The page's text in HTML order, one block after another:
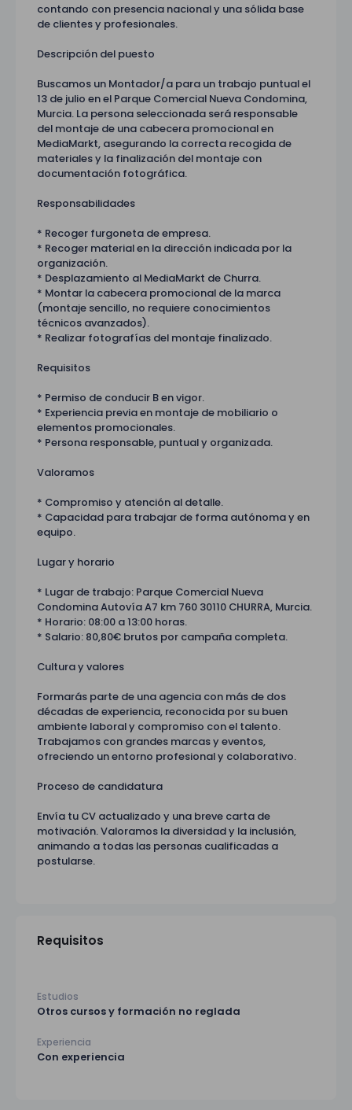
contando con presencia nacional y una sólida base
de clientes y profesionales.
Descripción del puesto
Buscamos un Montador/a para un trabajo puntual el
13 de julio en el Parque Comercial Nueva Condomina,
Murcia. La persona seleccionada será responsable
del montaje de una cabecera promocional en
MediaMarkt, asegurando la correcta recogida de
materiales y la finalización del montaje con
documentación fotográfica.
Responsabilidades
* Recoger furgoneta de empresa.
* Recoger material en la dirección indicada por la
organización.
* Desplazamiento al MediaMarkt de Churra.
* Montar la cabecera promocional de la marca
(montaje sencillo, no requiere conocimientos
técnicos avanzados).
* Realizar fotografías del montaje finalizado.
Requisitos
* Permiso de conducir B en vigor.
* Experiencia previa en montaje de mobiliario o
elementos promocionales.
* Persona responsable, puntual y organizada.
Valoramos
* Compromiso y atención al detalle.
* Capacidad para trabajar de forma autónoma y en
equipo.
Lugar y horario
* Lugar de trabajo: Parque Comercial Nueva
Condomina Autovía A7 km 760 30110 CHURRA, Murcia.
* Horario: 08:00 a 13:00 horas.
* Salario: 80,80€ brutos por campaña completa.
Cultura y valores
Formarás parte de una agencia con más de dos
décadas de experiencia, reconocida por su buen
ambiente laboral y compromiso con el talento.
Trabajamos con grandes marcas y eventos,
ofreciendo un entorno profesional y colaborativo.
Proceso de candidatura
Envía tu CV actualizado y una breve carta de
motivación. Valoramos la diversidad y la inclusión,
animando a todas las personas cualificadas a
postularse.
Requisitos
Estudios
Otros cursos y formación no reglada
Experiencia
Con experiencia